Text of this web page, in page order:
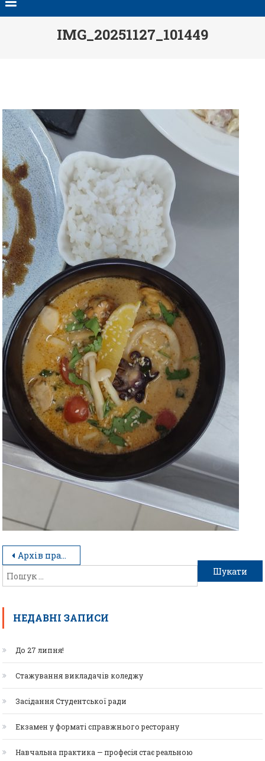
IMG_20251127_101449
Архів практичних занять за професією кухар
НЕДАВНІ ЗАПИСИ
До 27 липня!
Стажування викладачів коледжу
Засідання Студентської ради
Екзамен у форматі справжнього ресторану
Навчальна практика — професія стає реальною